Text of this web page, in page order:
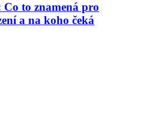
to znamená pro
a na koho čeká